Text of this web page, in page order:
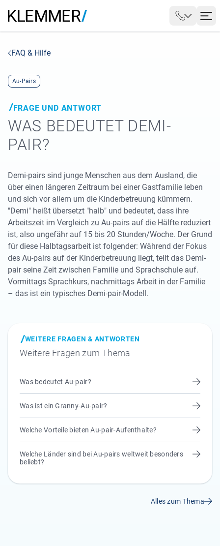
FAQ & Hilfe
Au-Pairs
FRAGE UND ANTWORT
WAS BEDEUTET DEMI-
PAIR?
Demi-pairs sind junge Menschen aus dem Ausland, die
über einen längeren Zeitraum bei einer Gastfamilie leben
und sich vor allem um die Kinderbetreuung kümmern.
"Demi" heißt übersetzt "halb" und bedeutet, dass ihre
Arbeitszeit im Vergleich zu Au-pairs auf die Hälfte reduziert
ist, also ungefähr auf 15 bis 20 Stunden/Woche. Der Grund
für diese Halbtagsarbeit ist folgender: Während der Fokus
des Au-pairs auf der Kinderbetreuung liegt, teilt das Demi-
pair seine Zeit zwischen Familie und Sprachschule auf.
Vormittags Sprachkurs, nachmittags Arbeit in der Familie
– das ist ein typisches Demi-pair-Modell.
WEITERE FRAGEN & ANTWORTEN
Weitere Fragen zum Thema
Was bedeutet Au-pair?
Was ist ein Granny-Au-pair?
Welche Vorteile bieten Au-pair-Aufenthalte?
Welche Länder sind bei Au-pairs weltweit besonders
beliebt?
Alles zum Thema